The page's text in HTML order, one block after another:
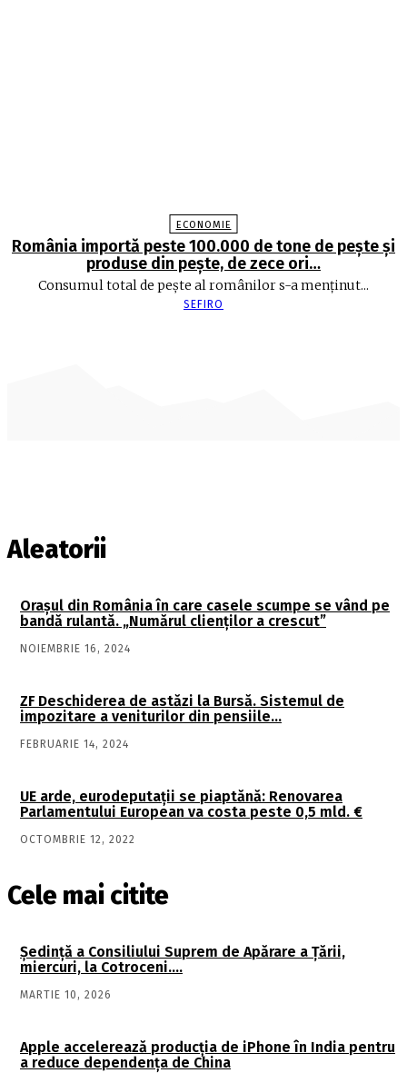
ECONOMIE
România importă peste 100.000 de tone de peşte şi
produse din peşte, de zece ori…
Consumul total de peşte al ro­mâ­nilor s-a menţinut...
SEFIRO
Aleatorii
Orașul din România în care casele scumpe se vând pe
bandă rulantă. „Numărul clienților a crescut”
NOIEMBRIE 16, 2024
ZF Deschiderea de astăzi la Bursă. Sistemul de
impozitare a veniturilor din pensiile…
FEBRUARIE 14, 2024
UE arde, eurodeputații se piaptănă: Renovarea
Parlamentului European va costa peste 0,5 mld. €
OCTOMBRIE 12, 2022
Cele mai citite
Şedinţă a Consiliului Suprem de Apărare a Ţării,
miercuri, la Cotroceni….
MARTIE 10, 2026
Apple accelerează producția de iPhone în India pentru
a reduce dependența de China